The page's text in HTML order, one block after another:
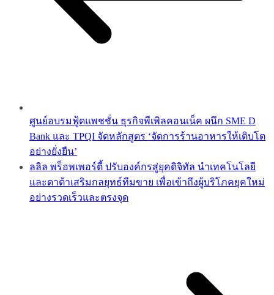
ศูนย์อบรมฟู้ดแพชชั่น ธุรกิจพีเพิลคอนเน็ค ผนึก SME D
Bank และ TPQI จัดหลักสูตร ‘จัดการร้านอาหารให้เติบโต
อย่างยั่งยืน’
ลลิล พร็อพเพอร์ตี้ ปรับองค์กรสู่ยุคดิจิทัล นำเทคโนโลยี
และดาต้าเสริมกลยุทธ์ทีมขาย เพื่อเข้าถึงผู้บริโภคยุคใหม่
อย่างรวดเร็วและตรงจุด